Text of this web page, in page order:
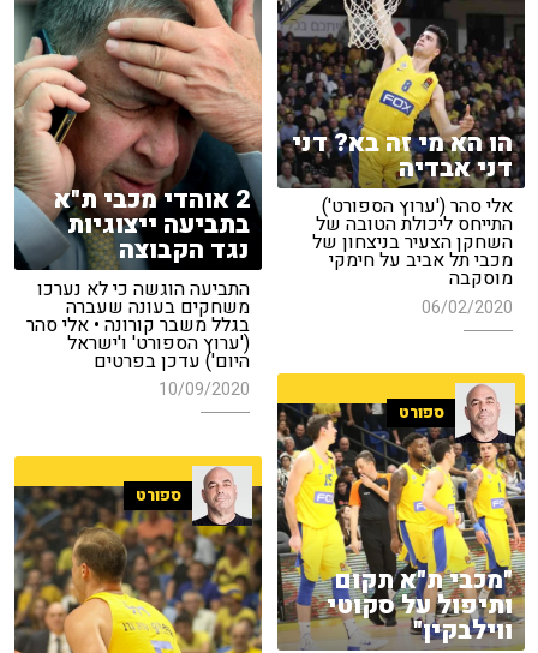
2 אוהדי מכבי ת"א
בתביעה ייצוגיות
נגד הקבוצה
התביעה הוגשה כי לא נערכו
משחקים בעונה שעברה
בגלל משבר קורונה • אלי סהר
('ערוץ הספורט' ו'ישראל
היום') עדכן בפרטים
10/09/2020
הו הא מי זה בא? דני
דני אבדיה
אלי סהר ('ערוץ הספורט')
התייחס ליכולת הטובה של
השחקן הצעיר בניצחון של
מכבי תל אביב על חימקי
מוסקבה
06/02/2020
ספורט
"מכבי ת"א תקום
ותיפול על סקוטי
ווילבקין"
ספורט